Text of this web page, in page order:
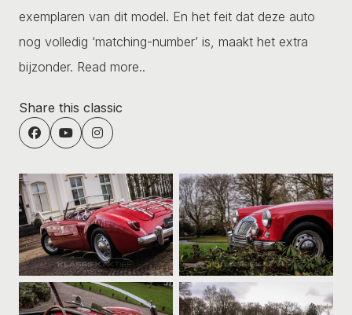
exemplaren van dit model. En het feit dat deze auto
nog volledig ‘matching-number’ is, maakt het extra
bijzonder. Read more..
Share this classic